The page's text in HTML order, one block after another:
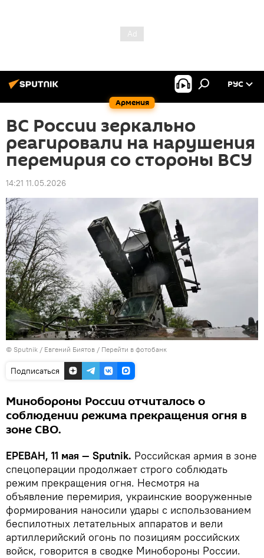
Армения
РУС
ВС России зеркально
реагировали на нарушения
перемирия со стороны ВСУ
14:21 11.05.2026
© Sputnik / Евгений Биятов / Перейти в фотобанк
Подписаться
Минобороны России отчиталось о
соблюдении режима прекращения огня в
зоне СВО.
ЕРЕВАН, 11 мая — Sputnik. Российская армия в зоне
спецоперации продолжает строго соблюдать
режим прекращения огня. Несмотря на
объявление перемирия, украинские вооруженные
формирования наносили удары с использованием
беспилотных летательных аппаратов и вели
артиллерийский огонь по позициям российских
войск, говорится в сводке Минобороны России.